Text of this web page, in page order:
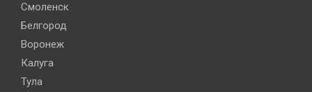
Смоленск
Белгород
Воронеж
Калуга
Тула